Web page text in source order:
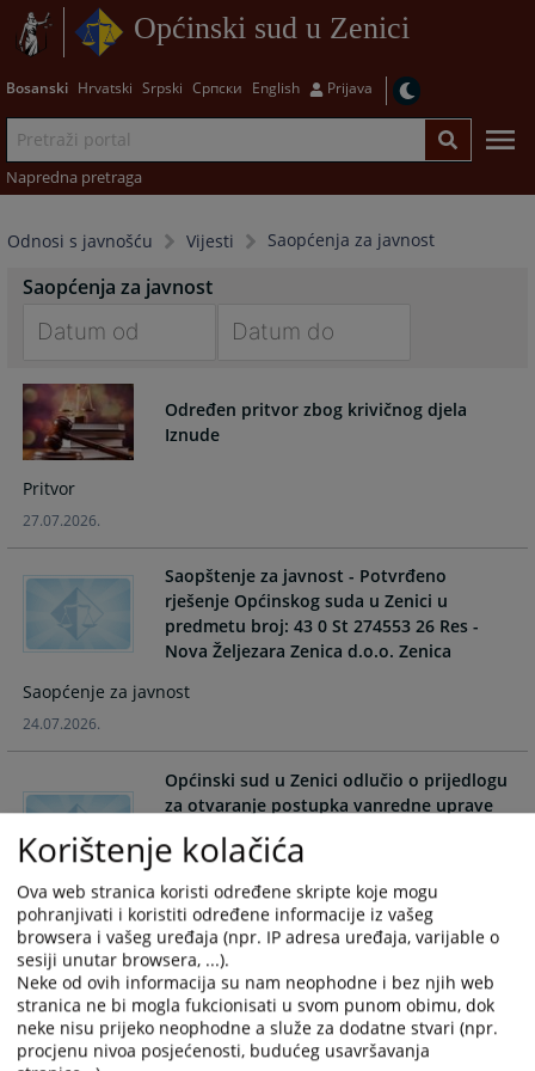
Općinski sud u Zenici
Bosanski Hrvatski Srpski Српски English Prijava
Napredna pretraga
Odnosi s javnošću Vijesti Saopćenja za javnost
Saopćenja za javnost
forward
to
interact
with
the
calendar
and
select
date.
Press
the
question
to
get
the
keyboard
shortcuts
for
changing
dates.
forward
to
and
select
a
date.
Press
to
get
the
keyboard
shortcuts
for
changing
dates.
Određen pritvor zbog krivičnog djela
Iznude
Pritvor
27.07.2026.
Saopštenje za javnost - Potvrđeno
rješenje Općinskog suda u Zenici u
predmetu broj: 43 0 St 274553 26 Res -
Nova Željezara Zenica d.o.o. Zenica
Saopćenje za javnost
24.07.2026.
Općinski sud u Zenici odlučio o prijedlogu
za otvaranje postupka vanredne uprave
Nova Željezara Zenica d.o.o. Zenica u
predmetu broj: 43 0 St 274553 26 Res
Rješenje
15.07.2026.
Općinski sud u Zenici donio rješenje o
izmjeni rješenja o privremenoj mjeri u
predmetu: 43 0 St 274553 26 Res
Korištenje kolačića
Ova web stranica koristi određene skripte koje mogu
pohranjivati i koristiti određene informacije iz vašeg
browsera i vašeg uređaja (npr. IP adresa uređaja, varijable o
sesiji unutar browsera, ...).
Neke od ovih informacija su nam neophodne i bez njih web
stranica ne bi mogla fukcionisati u svom punom obimu, dok
neke nisu prijeko neophodne a služe za dodatne stvari (npr.
procjenu nivoa posjećenosti, budućeg usavršavanja